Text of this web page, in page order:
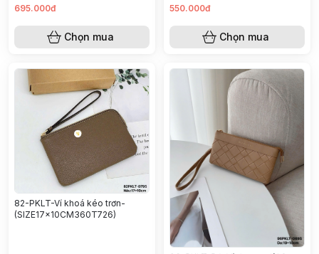
695.000đ
Chọn mua
550.000đ
Chọn mua
82-PKLT-Ví khoá kéo trơn-
(SIZE17x10CM360T726)